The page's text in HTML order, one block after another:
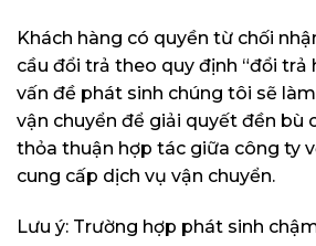
Khách hàng có quyền từ chối
cầu đổi trả theo quy định “đổi trả
vấn đề phát sinh chúng tôi sẽ
vận chuyển để giải quyết đền bù
thỏa thuận hợp tác giữa công ty
cung cấp dịch vụ vận chuyển.
Lưu ý: Trường hợp phát sinh